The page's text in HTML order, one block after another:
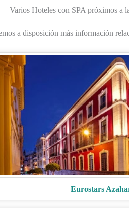
Varios Hoteles con SPA próximos a
a disposición más información
Eurostars